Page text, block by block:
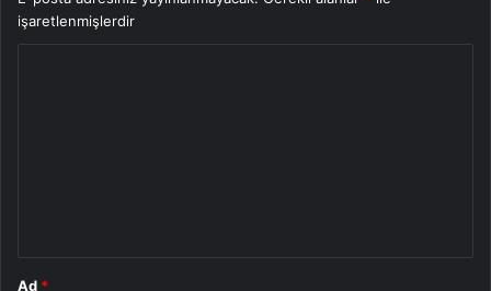
işaretlenmişlerdir
Ad *